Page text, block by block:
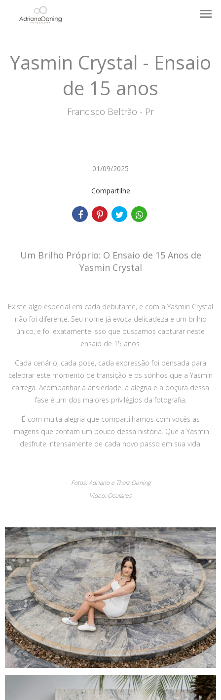
menu
Yasmin Crystal - Ensaio
de 15 anos
Francisco Beltrão - Pr
01/09/2025
Compartilhe
Um Brilho Próprio: O Ensaio de 15 Anos de
Yasmin Crystal
Existe algo especial em cada debutante, e com a Yasmin Crystal
não foi diferente. Seu nome já evoca delicadeza e um brilho
único, e foi exatamente isso que buscamos capturar neste
ensaio de 15 anos.
Cada cenário, cada pose, cada expressão foi pensada para
celebrar este momento de transição e os sonhos que a Yasmin
carrega. Acompanhar a ansiedade, a alegria e a doçura dessa
fase é um dos maiores privilégios da fotografia.
É com muita alegria que compartilhamos com vocês as
imagens que contam um pouco dessa história. Que a Yasmin
desfrute intensamente de cada novo passo em sua vida!
Fotos: Adriano e Thaiz Oening
Video: Oculares